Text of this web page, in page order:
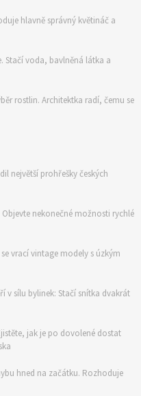
hlavně správný květináč a
Stačí voda, bavlněná látka a
rostlin. Architektka radí, čemu se
největší prohřešky českých
nekonečné možnosti rychlé
vrací vintage modely s úzkým
v sílu bylinek: Stačí snítka dvakrát
jak je po dovolené dostat
hned na začátku. Rozhoduje